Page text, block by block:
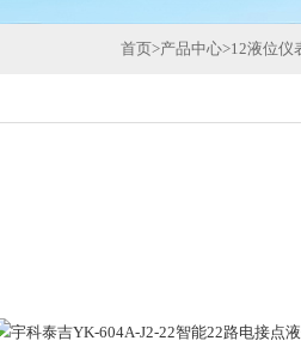
首页>产品中心>12液位仪